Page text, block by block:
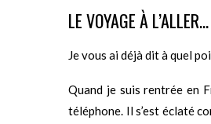
LE VOYAGE À L’ALLER…
Je vous ai déjà dit à quel
Quand je suis rentrée en
téléphone. Il s’est éclaté